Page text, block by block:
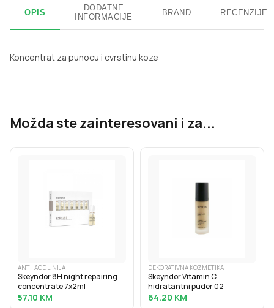
OPIS
DODATNE
INFORMACIJE
BRAND RECENZIJE
Koncentrat za punocu i cvrstinu koze
Možda ste zainteresovani i za...
ANTI-AGE LINIJA
Skeyndor 8H night repairing
concentrate 7x2ml
57.10 KM
DEKORATIVNA KOZMETIKA
Skeyndor Vitamin C
hidratantni puder 02
64.20 KM